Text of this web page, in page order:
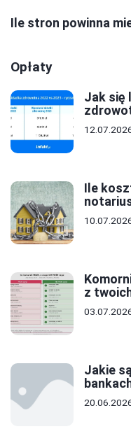
Ile stron powinna
Opłaty
Jak się
Ile
z
Jakie